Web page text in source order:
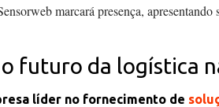
marcará presença,
futuro da logística
líder no fornecimento de